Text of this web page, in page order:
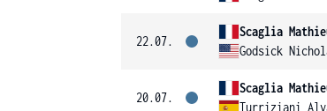
22.07.
Scaglia
Godsick
20.07.
Scaglia
Turriziani